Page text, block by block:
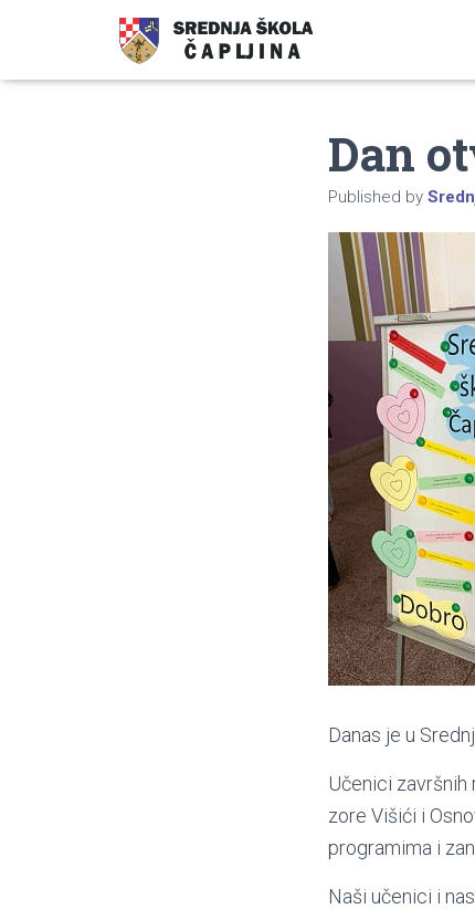
Dan
Published by
Danas je u
Učenici završnih
zore Višići i
programima i
Naši učenici i